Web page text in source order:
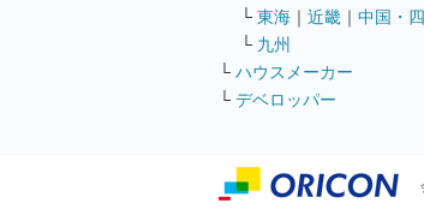
└ 東海 ｜ 近畿 ｜ 中国・
└ 九州
└ ハウスメーカー
└ デベロッパー